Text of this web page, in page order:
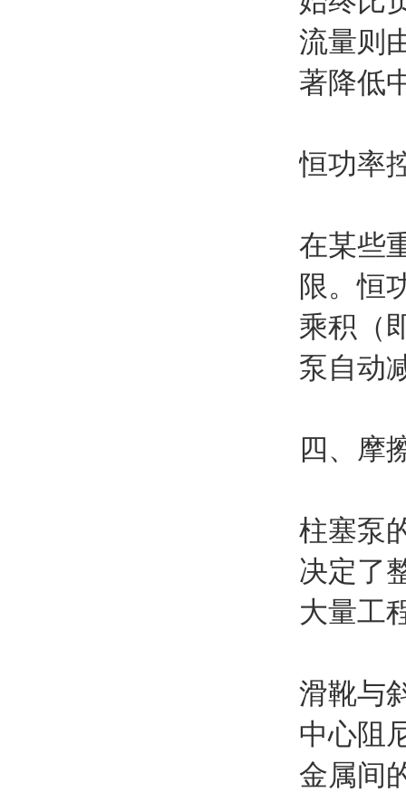
流量则
著降低
恒功率
在某些
限。恒
乘积（
泵自动
四、摩
柱塞泵
决定了
大量工
滑靴与
中心阻
金属间